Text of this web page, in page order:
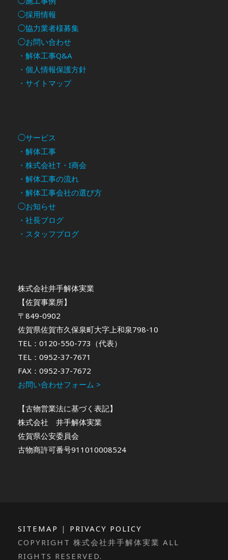
◯採用情報
◯協力業者様募集
◯お問い合わせ
・解体工事Q&A
・個人情報保護方針
・サイトマップ
◯サービス
・解体工事
・株式会社T・I商会
・解体工事の流れ
・解体工事会社の選び方
◯お知らせ
・社長ブログ
・スタッフブログ
株式会社井手解体実業
【佐賀事業所】
〒849-0902
佐賀県佐賀市久保泉町大字上和泉798-10
TEL：0120-550-773（代表）
TEL：0952-37-7671
FAX：0952-37-7672
お問い合わせフォーム >
【古物営業法に基づく表記】
株式会社 井手解体実業
佐賀県公安委員会
古物商許可番号911010008524
SITEMAP | PRIVACY POLICY
COPYRIGHT 株式会社井手解体実業 ALL
RIGHTS RESERVED.